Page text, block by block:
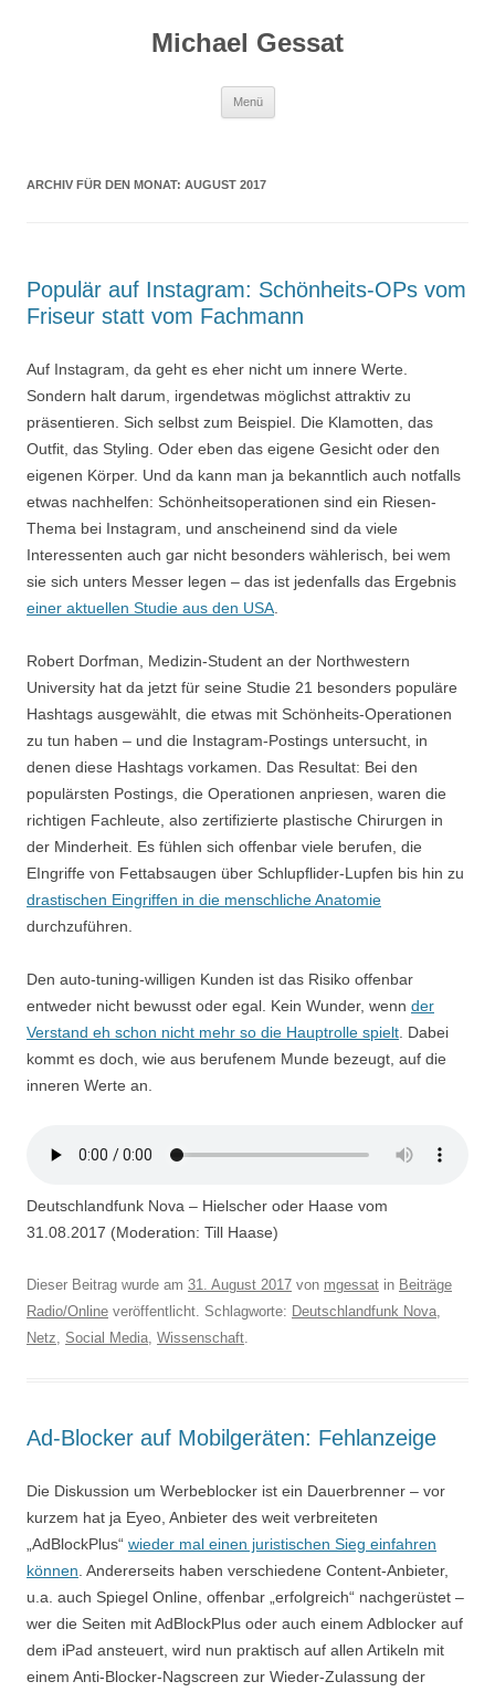
Michael Gessat
Menü
ARCHIV FÜR DEN MONAT: AUGUST 2017
Populär auf Instagram: Schönheits-OPs vom
Friseur statt vom Fachmann
Auf Instagram, da geht es eher nicht um innere Werte.
Sondern halt darum, irgendetwas möglichst attraktiv zu
präsentieren. Sich selbst zum Beispiel. Die Klamotten, das
Outfit, das Styling. Oder eben das eigene Gesicht oder den
eigenen Körper. Und da kann man ja bekanntlich auch notfalls
etwas nachhelfen: Schönheitsoperationen sind ein Riesen-
Thema bei Instagram, und anscheinend sind da viele
Interessenten auch gar nicht besonders wählerisch, bei wem
sie sich unters Messer legen – das ist jedenfalls das Ergebnis
einer aktuellen Studie aus den USA
Robert Dorfman, Medizin-Student an der Northwestern
University hat da jetzt für seine Studie 21 besonders populäre
Hashtags ausgewählt, die etwas mit Schönheits-Operationen
zu tun haben – und die Instagram-Postings untersucht, in
denen diese Hashtags vorkamen. Das Resultat: Bei den
populärsten Postings, die Operationen anpriesen, waren die
richtigen Fachleute, also zertifizierte plastische Chirurgen in
der Minderheit. Es fühlen sich offenbar viele berufen, die
EIngriffe von Fettabsaugen über Schlupflider-Lupfen bis hin zu
drastischen Eingriffen in die menschliche Anatomie
durchzuführen.
Den auto-tuning-willigen Kunden ist das Risiko offenbar
entweder nicht bewusst oder egal. Kein Wunder, wenn der
Verstand eh schon nicht mehr so die Hauptrolle spielt . Dabei
kommt es doch, wie aus berufenem Munde bezeugt, auf die
inneren Werte an.
Deutschlandfunk Nova – Hielscher oder Haase vom
31.08.2017 (Moderation: Till Haase)
Dieser Beitrag wurde am 31. August 2017 von mgessat in Beiträge
Radio/Online veröffentlicht. Schlagworte: Deutschlandfunk Nova,
Netz, Social Media, Wissenschaft.
Ad-Blocker auf Mobilgeräten: Fehlanzeige
Die Diskussion um Werbeblocker ist ein Dauerbrenner – vor
kurzem hat ja Eyeo, Anbieter des weit verbreiteten
„AdBlockPlus“ wieder mal einen juristischen Sieg einfahren
können . Andererseits haben verschiedene Content-Anbieter,
u.a. auch Spiegel Online, offenbar „erfolgreich“ nachgerüstet –
wer die Seiten mit AdBlockPlus oder auch einem Adblocker auf
dem iPad ansteuert, wird nun praktisch auf allen Artikeln mit
einem Anti-Blocker-Nagscreen zur Wieder-Zulassung der